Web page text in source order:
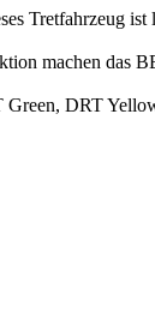
Tretfahrzeug
machen
DRT